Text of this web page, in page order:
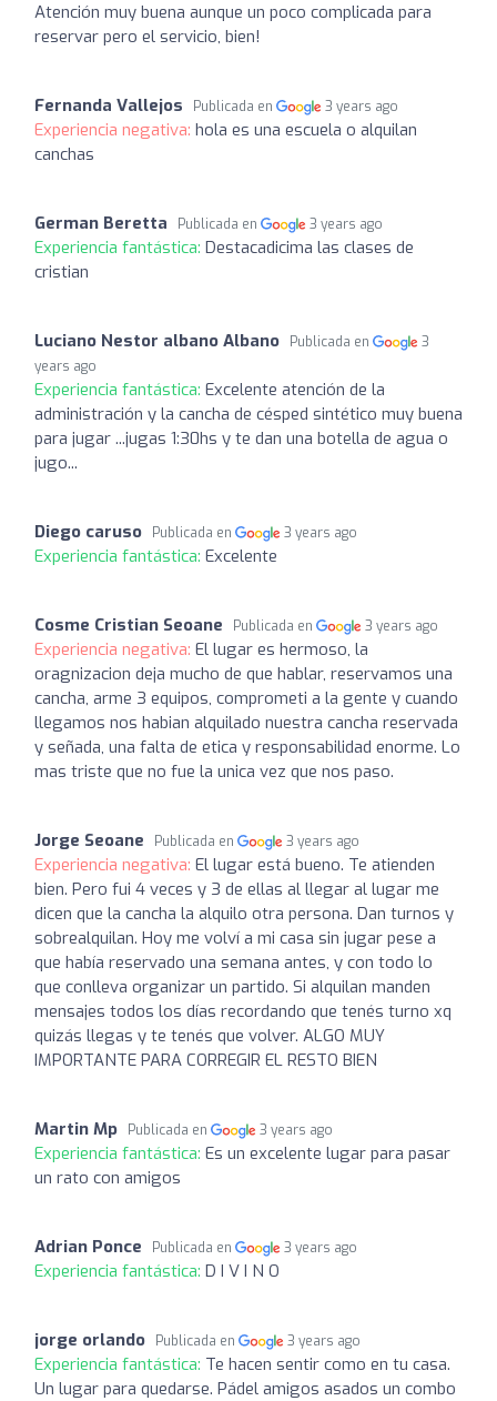
Atención muy buena aunque un poco complicada para
reservar pero el servicio, bien!
Fernanda Vallejos Publicada en 3 years ago
Experiencia negativa: hola es una escuela o alquilan
canchas
German Beretta Publicada en 3 years ago
Experiencia fantástica: Destacadicima las clases de
cristian
Luciano Nestor albano Albano Publicada en
3
years ago
Experiencia fantástica: Excelente atención de la
administración y la cancha de césped sintético muy buena
para jugar ...jugas 1:30hs y te dan una botella de agua o
jugo...
Diego caruso Publicada en 3 years ago
Experiencia fantástica: Excelente
Cosme Cristian Seoane Publicada en 3 years ago
Experiencia negativa: El lugar es hermoso, la
oragnizacion deja mucho de que hablar, reservamos una
cancha, arme 3 equipos, comprometi a la gente y cuando
llegamos nos habian alquilado nuestra cancha reservada
y señada, una falta de etica y responsabilidad enorme. Lo
mas triste que no fue la unica vez que nos paso.
Jorge Seoane Publicada en 3 years ago
Experiencia negativa: El lugar está bueno. Te atienden
bien. Pero fui 4 veces y 3 de ellas al llegar al lugar me
dicen que la cancha la alquilo otra persona. Dan turnos y
sobrealquilan. Hoy me volví a mi casa sin jugar pese a
que había reservado una semana antes, y con todo lo
que conlleva organizar un partido. Si alquilan manden
mensajes todos los días recordando que tenés turno xq
quizás llegas y te tenés que volver. ALGO MUY
IMPORTANTE PARA CORREGIR EL RESTO BIEN
Martin Mp Publicada en 3 years ago
Experiencia fantástica: Es un excelente lugar para pasar
un rato con amigos
Adrian Ponce Publicada en 3 years ago
Experiencia fantástica: D I V I N O
jorge orlando Publicada en 3 years ago
Experiencia fantástica: Te hacen sentir como en tu casa.
Un lugar para quedarse. Pádel amigos asados un combo